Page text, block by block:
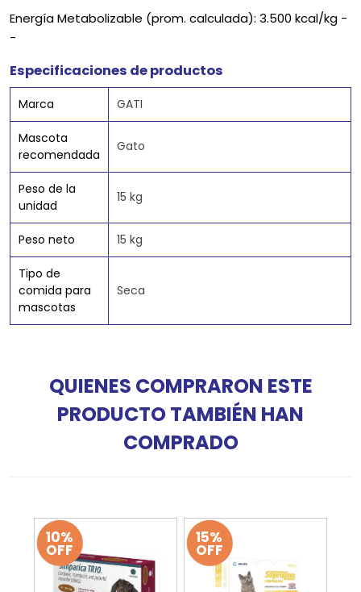
Energía Metabolizable (prom. calculada): 3.500 kcal/kg -
-
Especificaciones de productos
Marca GATI
Mascota
recomendada
Gato
Peso de la
unidad
15 kg
Peso neto 15 kg
Tipo de
comida para
mascotas
Seca
QUIENES COMPRARON ESTE
PRODUCTO TAMBIÉN HAN
COMPRADO
10%
OFF
15%
OFF